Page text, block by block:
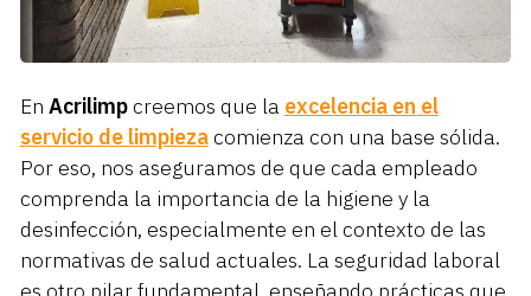
En Acrilimpcreemos que la excelencia en el
servicio de limpiezacomienza con una base sólida.
Por eso, nos aseguramos de que cada empleado
comprenda la importancia de la higiene y la
desinfección, especialmente en el contexto de las
normativas de salud actuales. La seguridad laboral